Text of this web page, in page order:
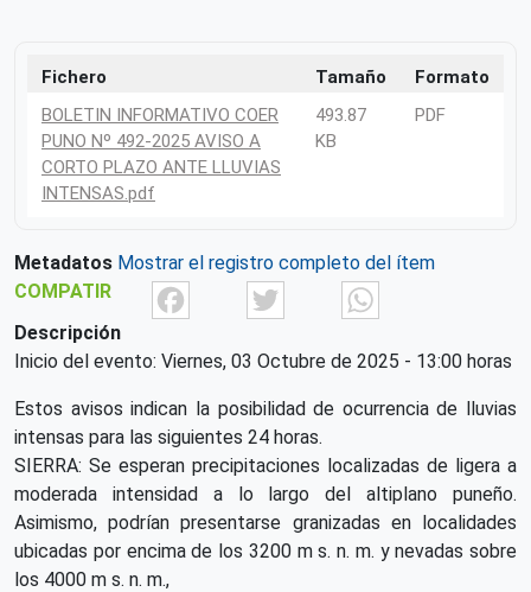
Fichero Tamaño
Formato
BOLETIN INFORMATIVO COER
PUNO Nº 492-2025 AVISO A
CORTO PLAZO ANTE LLUVIAS
INTENSAS.pdf
493.87
KB
PDF
Metadatos Mostrar el registro completo del ítem
COMPATIR
FacebookTwitter
Descripción
Inicio del evento: Viernes, 03 Octubre de 2025 - 13:00 horas
Estos avisos indican la posibilidad de ocurrencia de lluvias
intensas para las siguientes 24 horas.
SIERRA: Se esperan precipitaciones localizadas de ligera a
moderada intensidad a lo largo del altiplano puneño.
Asimismo, podrían presentarse granizadas en localidades
ubicadas por encima de los 3200 m s. n. m. y nevadas sobre
los 4000 m s. n. m.,